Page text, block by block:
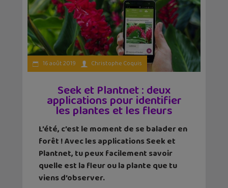
16 août 2019 Christophe Coquis
Seek et Plantnet : deux
applications pour identifier
les plantes et les fleurs
L’été, c’est le moment de se balader en
forêt ! Avec les applications Seek et
Plantnet, tu peux facilement savoir
quelle est la fleur ou la plante que tu
viens d’observer.